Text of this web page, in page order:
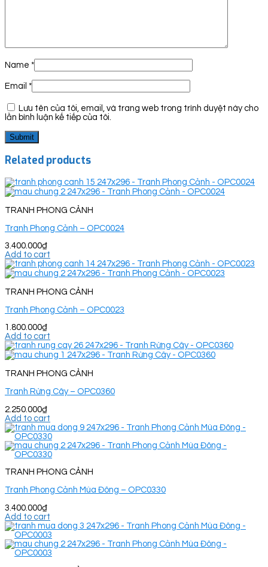
Name *
Email *
Lưu tên của tôi, email, và trang web trong trình duyệt này cho
lần bình luận kế tiếp của tôi.
Related products
TRANH PHONG CẢNH
Tranh Phong Cảnh – OPC0024
3.400.000₫
Add to cart
TRANH PHONG CẢNH
Tranh Phong Cảnh – OPC0023
1.800.000₫
Add to cart
TRANH PHONG CẢNH
Tranh Rừng Cây – OPC0360
2.250.000₫
Add to cart
TRANH PHONG CẢNH
Tranh Phong Cảnh Mùa Đông – OPC0330
3.400.000₫
Add to cart